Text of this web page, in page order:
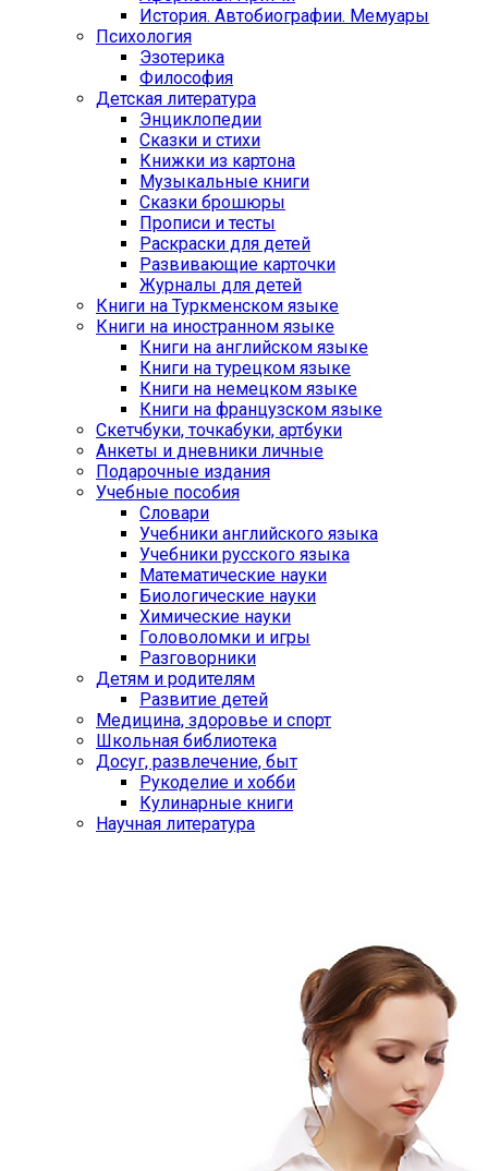
История. Автобиографии. Мемуары
Психология
Эзотерика
Философия
Детская литература
Энциклопедии
Сказки и стихи
Книжки из картона
Музыкальные книги
Сказки брошюры
Прописи и тесты
Раскраски для детей
Развивающие карточки
Журналы для детей
Книги на Туркменском языке
Книги на иностранном языке
Книги на английском языке
Книги на турецком языке
Книги на немецком языке
Книги на французском языке
Cкетчбуки, точкабуки, артбуки
Анкеты и дневники личные
Подарочные издания
Учебные пособия
Словари
Учебники английского языка
Учебники русского языка
Математические науки
Биологические науки
Химические науки
Головоломки и игры
Разговорники
Детям и родителям
Развитие детей
Медицина, здоровье и спорт
Школьная библиотека
Досуг, развлечение, быт
Рукоделие и хобби
Кулинарные книги
Научная литература